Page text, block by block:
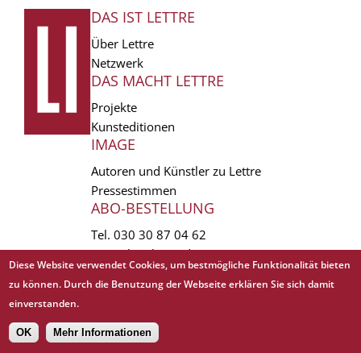
FUSSZEILE
DAS IST LETTRE
Über Lettre
Netzwerk
DAS MACHT LETTRE
Projekte
Kunsteditionen
IMAGE
Autoren und Künstler zu Lettre
Pressestimmen
ABO-BESTELLUNG
Tel. 030 30 87 04 62
vertrieb(at)lettre.de
Copyright © 1988 - 2026 Lettre International. All rights reserved.
EXTRA
Sitemap 𝗳
Diese Website verwendet Cookies, um bestmögliche Funktionalität bieten
zu können. Durch die Benutzung der Webseite erklären Sie sich damit
einverstanden.
OK Mehr Informationen